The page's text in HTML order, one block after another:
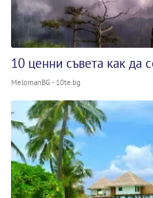
10 ценни съвета как да
MelomanBG - 10te.bg